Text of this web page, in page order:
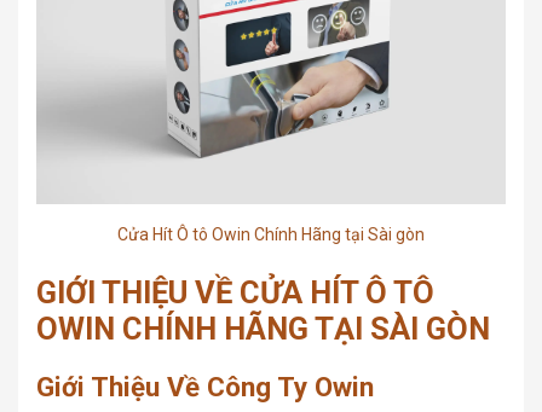
Cửa Hít Ô tô Owin Chính Hãng tại Sài gòn
GIỚI THIỆU VỀ CỬA HÍT Ô TÔ
OWIN CHÍNH HÃNG TẠI SÀI GÒN
Giới Thiệu Về Công Ty Owin